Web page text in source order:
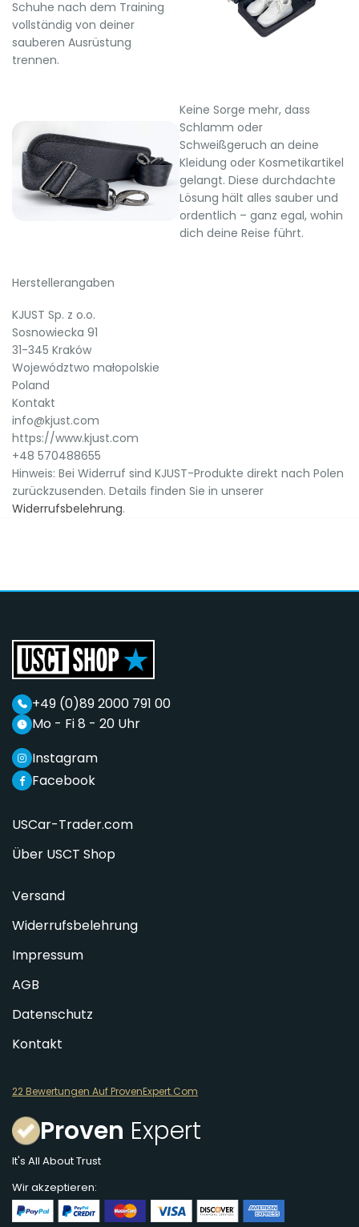
Schuhe nach dem Training
vollständig von deiner
sauberen Ausrüstung
trennen.
Keine Sorge mehr, dass
Schlamm oder
Schweißgeruch an deine
Kleidung oder Kosmetikartikel
gelangt. Diese durchdachte
Lösung hält alles sauber und
ordentlich – ganz egal, wohin
dich deine Reise führt.
Herstellerangaben
KJUST Sp. z o.o.
Sosnowiecka 91
31-345 Kraków
Województwo małopolskie
Poland
Kontakt
info@kjust.com
https://www.kjust.com
+48 570488655
Hinweis: Bei Widerruf sind KJUST-Produkte direkt nach Polen
zurückzusenden. Details finden Sie in unserer
Widerrufsbelehrung.
+49 (0)89 2000 791 00
Mo - Fi 8 - 20 Uhr
Facebook
Instagram
USCar-Trader.com
Über USCT Shop
Versand
Widerrufsbelehrung
Impressum
AGB
Datenschutz
Kontakt
22 Bewertungen Auf ProvenExpert.Com
Proven Expert
It's All About Trust
Wir akzeptieren: